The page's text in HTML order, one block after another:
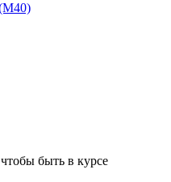
быть в курсе